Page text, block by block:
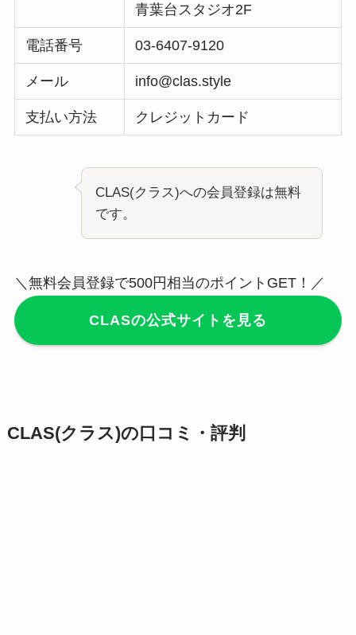
青葉台スタジオ2F
電話番号 03-6407-9120
メール info@clas.style
支払い方法 クレジットカード
CLAS(クラス)への会員登録は無料
です。
＼無料会員登録で500円相当のポイントGET！／
CLASの公式サイトを見る
CLAS(クラス)の口コミ・評判